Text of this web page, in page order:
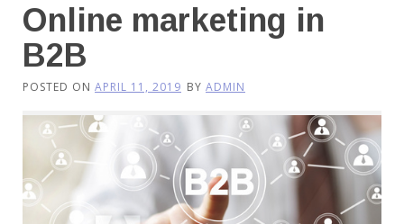
Online marketing in
B2B
POSTED ON APRIL 11, 2019 BY ADMIN